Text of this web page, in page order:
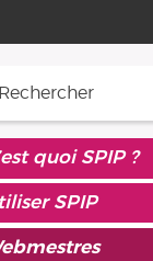
quoi SPIP ?
SPIP